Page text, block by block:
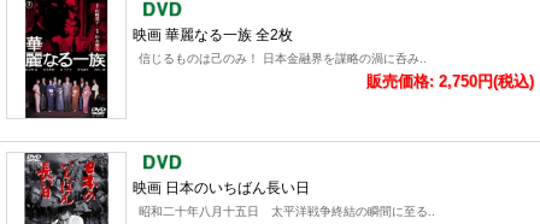
映画 華麗なる一族 全2枚
信じるものは己のみ！ 日本金融界を謀略の渦に呑み..
販売価格: 2,750円(税込)
映画 日本のいちばん長い日
昭和二十年八月十五日 太平洋戦争終結の瞬間に至る..